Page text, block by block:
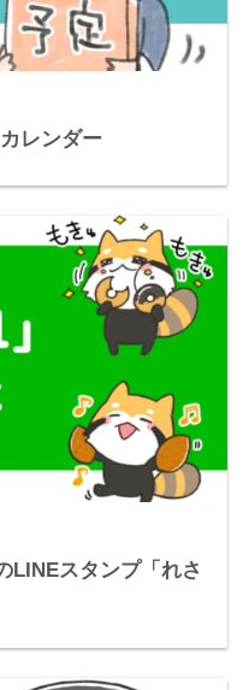
レンダー
LINEスタンプ「れさ